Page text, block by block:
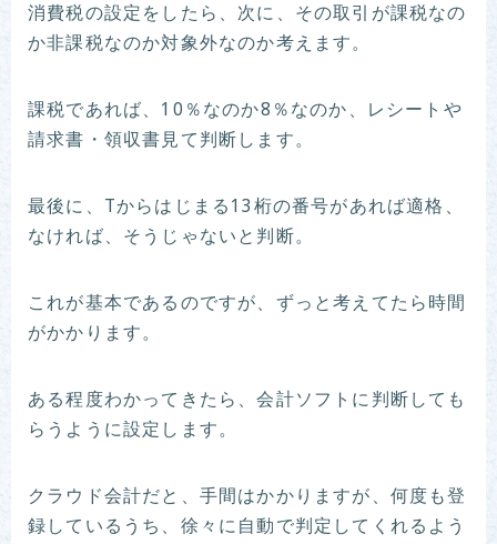
消費税の設定をしたら、次に、その取引が課税なの
か非課税なのか対象外なのか考えます。
課税であれば、10％なのか8％なのか、レシートや
請求書・領収書見て判断します。
最後に、Tからはじまる13桁の番号があれば適格、
なければ、そうじゃないと判断。
これが基本であるのですが、ずっと考えてたら時間
がかかります。
ある程度わかってきたら、会計ソフトに判断しても
らうように設定します。
クラウド会計だと、手間はかかりますが、何度も登
録しているうち、徐々に自動で判定してくれるよう